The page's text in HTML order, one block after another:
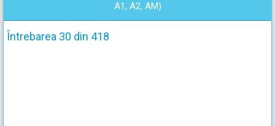
A1, A2, AM)
Întrebarea 30 din 418